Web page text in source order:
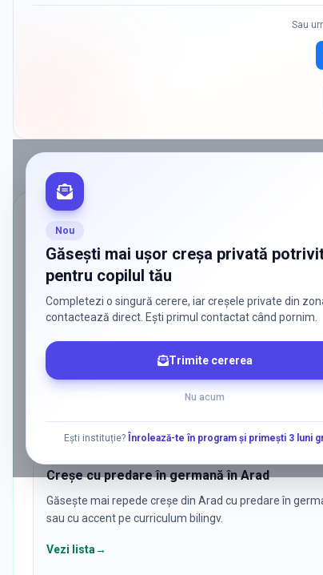
Sau
Nou
Găsești mai ușor creșa privată
pentru copilul tău
Completezi o singură cerere, iar creșele private din
contactează direct. Ești primul contactat când pornim.
Trimite cererea
Nu acum
Ești instituție? Înrolează-te în program și primești 3 luni
CĂUTĂRI POPULARE
Ce caută părinții cel mai des
Am grupat aici cele mai frecvente combinații de filtre
Creșe private în Arad
Vezi rapid creșe private din Arad, cu accent pe ofertă
educațională, program și poziționare în listă.
Creșe cu predare în germană în Arad
Găsește mai repede creșe din Arad cu predare în
sau cu accent pe curriculum bilingv.
Vezi lista→